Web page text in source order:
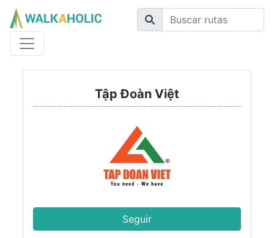
Tập Đoàn Việt
Seguir